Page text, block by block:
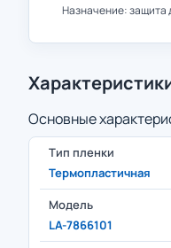
Назначение: защита
Основные
Тип пленки
Термопластичная
Модель
LA-7866101